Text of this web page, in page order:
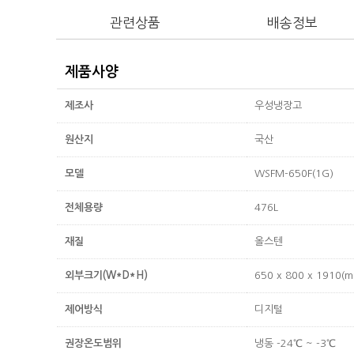
관련상품 배송정보
제품사양
제조사 우성냉장고
원산지 국산
모델 WSFM-650F(1G)
전체용량 476L
재질 올스텐
외부크기(W*D*H) 650 x 800 x
제어방식 디지털
권장온도범위 냉동 -24℃ ~ -3℃